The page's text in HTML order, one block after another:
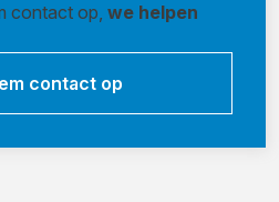
contact op, we helpen
contact op